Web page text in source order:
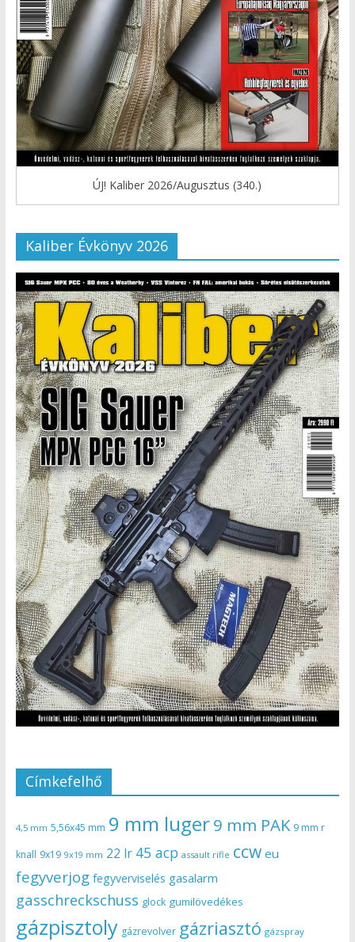
ÚJ! Kaliber 2026/Augusztus (340.)
Kaliber Évkönyv 2026
Címkefelhő
4,5 mm 5,56x45 mm 9 mm luger9 mm PAK 9 mm r
knall 9x19 9x19 mm 22 lr 45 acp assault rifle ccw eu
fegyverjog fegyverviselés gasalarm
gasschreckschuss glock gumilövedékes
gázpisztoly gázrevolver gázriasztó gázspray